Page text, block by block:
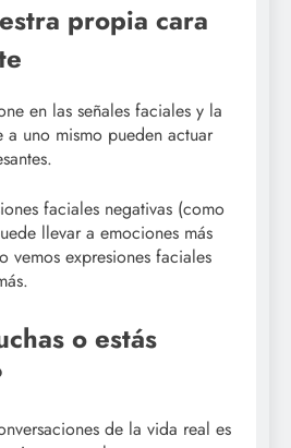
propia cara
en las señales faciales y la
uno mismo pueden actuar
faciales negativas (como
llevar a emociones más
vemos expresiones faciales
o estás
de la vida real es